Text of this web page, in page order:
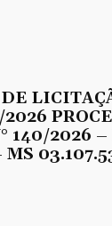
140/2026